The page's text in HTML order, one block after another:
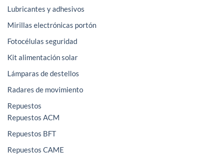
Lubricantes y adhesivos
Mirillas electrónicas portón
Fotocélulas seguridad
Kit alimentación solar
Lámparas de destellos
Radares de movimiento
Repuestos
Repuestos ACM
Repuestos BFT
Repuestos CAME